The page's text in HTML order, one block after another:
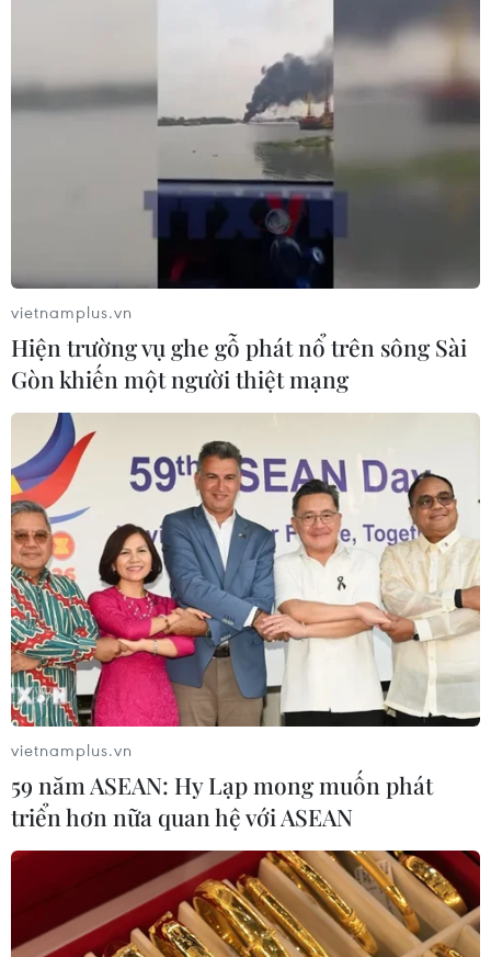
vietnamplus.vn
Hiện trường vụ ghe gỗ phát nổ trên sông Sài
Gòn khiến một người thiệt mạng
vietnamplus.vn
59 năm ASEAN: Hy Lạp mong muốn phát
triển hơn nữa quan hệ với ASEAN